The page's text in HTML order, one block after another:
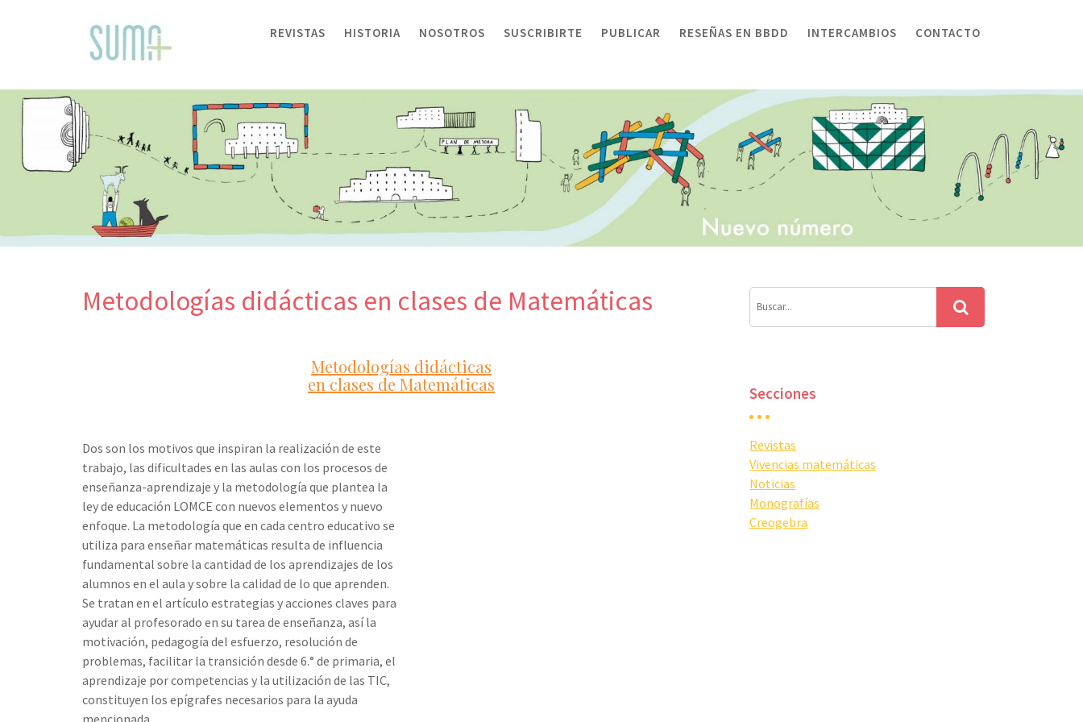
REVISTAS HISTORIA NOSOTROS SUSCRIBIRTE PUBLICAR RESEÑAS EN BBDD INTERCAMBIOS CONTACTO
Metodologías didácticas en clases de Matemáticas
Metodologías didácticas
en clases de Matemáticas
Dos son los motivos que inspiran la realización de este
trabajo, las dificultades en las aulas con los procesos de
enseñanza-aprendizaje y la metodología que plantea la
ley de educación LOMCE con nuevos elementos y nuevo
enfoque. La metodología que en cada centro educativo se
utiliza para enseñar matemáticas resulta de influencia
fundamental sobre la cantidad de los aprendizajes de los
alumnos en el aula y sobre la calidad de lo que aprenden.
Se tratan en el artículo estrategias y acciones claves para
ayudar al profesorado en su tarea de enseñanza, así la
motivación, pedagogía del esfuerzo, resolución de
problemas, facilitar la transición desde 6.° de primaria, el
aprendizaje por competencias y la utilización de las TIC,
constituyen los epígrafes necesarios para la ayuda
mencionada.
Secciones
Revistas
Vivencias matemáticas
Noticias
Monografías
Creogebra